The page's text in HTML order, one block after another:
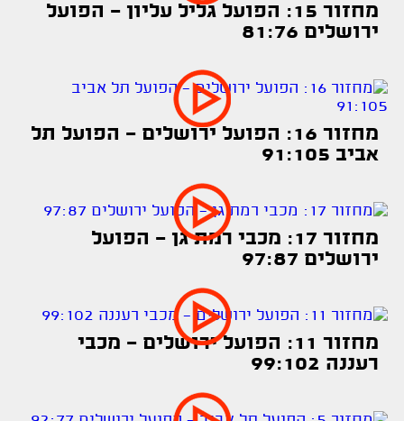
מחזור 15: הפועל גליל עליון - הפועל
ירושלים 81:76
מחזור 16: הפועל ירושלים - הפועל תל
אביב 91:105
מחזור 17: מכבי רמת גן - הפועל
ירושלים 97:87
מחזור 11: הפועל ירושלים - מכבי
רעננה 99:102